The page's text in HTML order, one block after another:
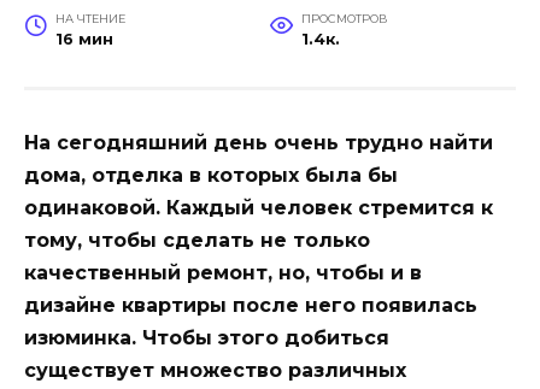
НА ЧТЕНИЕ
16 мин
ПРОСМОТРОВ
1.4к.
На сегодняшний день очень трудно найти
дома, отделка в которых была бы
одинаковой. Каждый человек стремится к
тому, чтобы сделать не только
качественный ремонт, но, чтобы и в
дизайне квартиры после него появилась
изюминка. Чтобы этого добиться
существует множество различных